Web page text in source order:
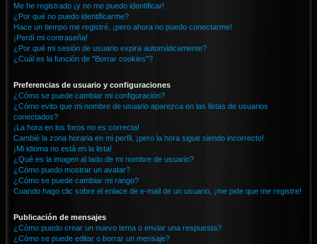
Me he registrado ¡y no me puedo identificar!
¿Por qué no puedo identificarme?
Hace un tiempo me registré, ¡pero ahora no puedo conectarme!
¡Perdí mi contraseña!
¿Por qué mi sesión de usuario expira automáticamente?
¿Cuál es la función de "Borrar cookies"?
Preferencias de usuario y configuraciones
¿Cómo se puede cambiar mi configuración?
¿Cómo evito que mi nombre de usuario aparezca en las listas de usuarios
conectados?
¡La hora en los foros no es correcta!
Cambié la zona horaria en mi perfil, ¡pero la hora sigue siendo incorrecto!
¡Mi idioma no está en la lista!
¿Qué es la imagen al lado de mi nombre de usuario?
¿Cómo puedo mostrar un avatar?
¿Cómo se puede cambiar mi rango?
Cuando hago clic sobre el enlace de e-mail de un usuario, ¡me pide que me registre!
Publicación de mensajes
¿Cómo puedo crear un nuevo tema o enviar una respuesta?
¿Cómo se puede editar o borrar un mensaje?